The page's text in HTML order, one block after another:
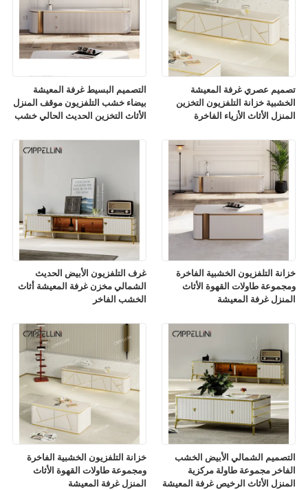
التصميم البسيط غرفة المعيشة
بيضاء خشب التلفزيون موقف المنزل
الأثاث التخزين الحديث الحالي خشب
التلفزيون
تصميم عصري غرفة المعيشة
الخشبية خزانة التلفزيون التخزين
المنزل الأثاث الأزياء الفاخرة
غرف التلفزيون الأبيض الحديث
الشمالي مخزن غرفة المعيشة أثاث
الخشب الفاخر
خزانة التلفزيون الخشبية الفاخرة
ومجموعة طاولات القهوة الأثاث
المنزل غرفة المعيشة
خزانة التلفزيون الخشبية الفاخرة
ومجموعة طاولات القهوة الأثاث
المنزل غرفة المعيشة
التصميم الشمالي الأبيض الخشب
الفاخر مجموعة طاولة مركزية
المنزل الأثاث الرخيص غرفة المعيشة